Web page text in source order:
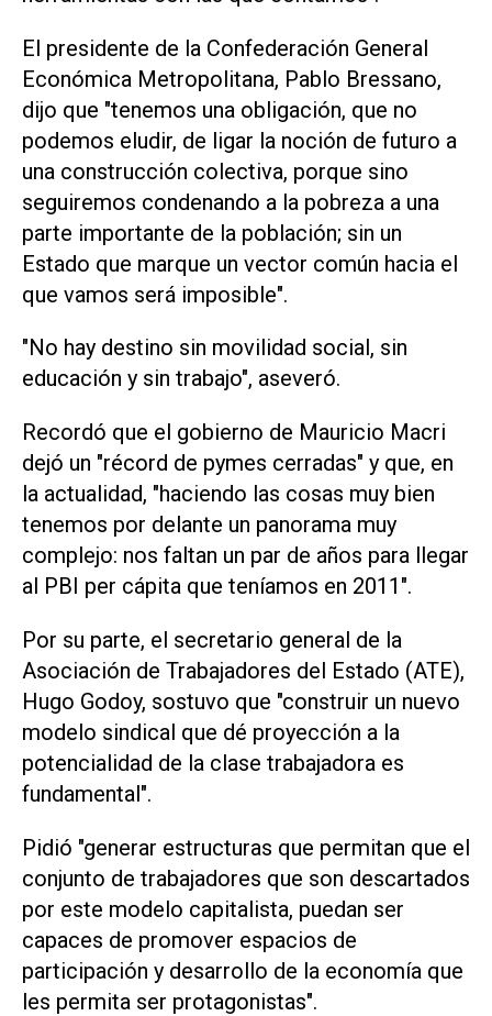
El presidente de la Confederación General
Económica Metropolitana, Pablo Bressano,
dijo que "tenemos una obligación, que no
podemos eludir, de ligar la noción de futuro a
una construcción colectiva, porque sino
seguiremos condenando a la pobreza a una
parte importante de la población; sin un
Estado que marque un vector común hacia el
que vamos será imposible".
"No hay destino sin movilidad social, sin
educación y sin trabajo", aseveró.
Recordó que el gobierno de Mauricio Macri
dejó un "récord de pymes cerradas" y que, en
la actualidad, "haciendo las cosas muy bien
tenemos por delante un panorama muy
complejo: nos faltan un par de años para llegar
al PBI per cápita que teníamos en 2011".
Por su parte, el secretario general de la
Asociación de Trabajadores del Estado (ATE),
Hugo Godoy, sostuvo que "construir un nuevo
modelo sindical que dé proyección a la
potencialidad de la clase trabajadora es
fundamental".
Pidió "generar estructuras que permitan que el
conjunto de trabajadores que son descartados
por este modelo capitalista, puedan ser
capaces de promover espacios de
participación y desarrollo de la economía que
les permita ser protagonistas".